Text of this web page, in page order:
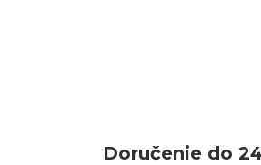
Doručenie do